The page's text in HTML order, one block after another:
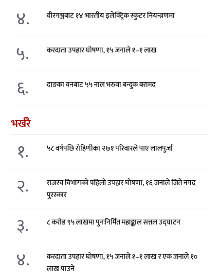
४. वीरगञ्जबाट १४ भारतीय इलेक्ट्रिक स्कुटर नियन्त्रणमा
५. करदाता उपहार घोषणा, १५ जनाले १–१ लाख
६. दाङका वनबाट ५५ नाल भरुवा बन्दुक बरामद
भर्खरै
१. ५८ वर्षपछि रोहिणीका २७१ परिवारले पाए लालपुर्जा
२.
राजस्व विभागको पहिलो उपहार घोषणा, १६ जनाले जिते नगद
पुरस्कार
३. ८ करोड ९५ लाखमा पुनःनिर्मित महाङ्काल सत्तल उद्घाटन
४.
करदाता उपहार घोषणा, १५ जनाले १–१ लाख र एक जनाले १०
लाख पाउने